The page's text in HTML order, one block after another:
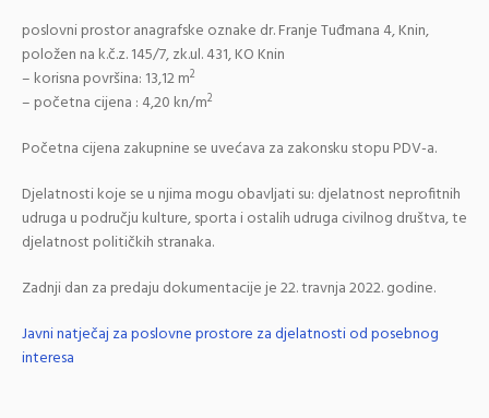
poslovni prostor anagrafske oznake dr. Franje Tuđmana 4, Knin,
položen na k.č.z. 145/7, zk.ul. 431, KO Knin
– korisna površina: 13,12 m2
– početna cijena : 4,20 kn/m2
Početna cijena zakupnine se uvećava za zakonsku stopu PDV-a.
Djelatnosti koje se u njima mogu obavljati su: djelatnost neprofitnih
udruga u području kulture, sporta i ostalih udruga civilnog društva, te
djelatnost političkih stranaka.
Zadnji dan za predaju dokumentacije je 22. travnja 2022. godine.
Javni natječaj za poslovne prostore za djelatnosti od posebnog
interesa